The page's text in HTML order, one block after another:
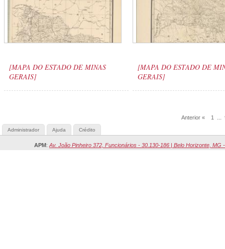
[MAPA DO ESTADO DE MINAS
GERAIS]
[MAPA DO ESTADO DE
GERAIS]
Anterior « 1 ...
Administrador Ajuda Crédito
APM: Av. João Pinheiro 372, Funcionários - 30.130-186 | Belo Horizonte, MG